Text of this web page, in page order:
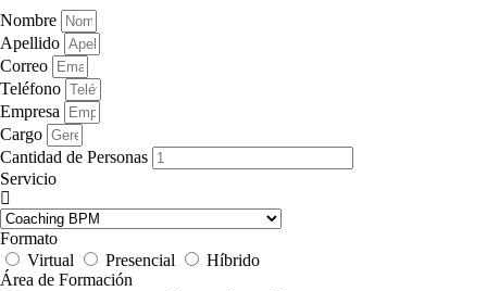
Nombre
Apellido
Correo
Teléfono
Empresa
Cargo
Cantidad de Personas
Servicio
Formato
Virtual
Presencial
Híbrido
Área de Formación